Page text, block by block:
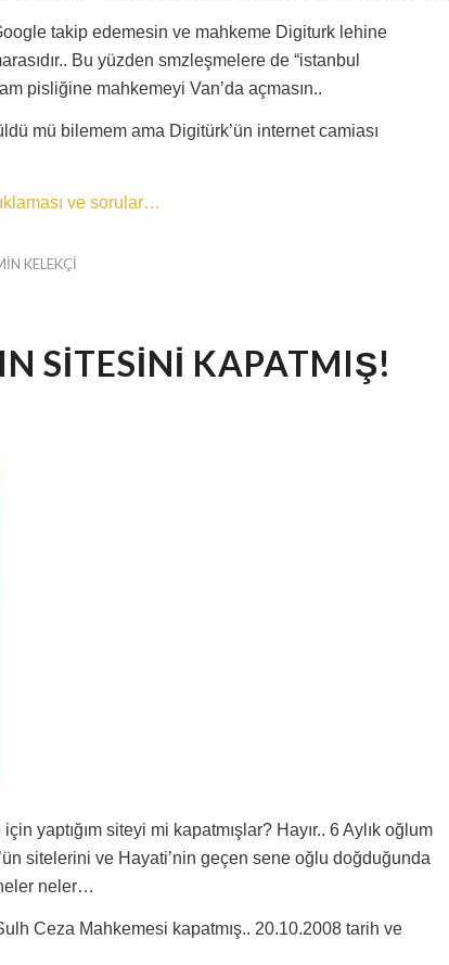
takip edemesin ve mahkeme Digiturk lehine
Bu yüzden smzleşmelere de “istanbul
pisliğine mahkemeyi Van’da açmasın..
mü bilemem ama Digitürk’ün internet camiası
ve sorular…
KELEKÇI
SITESINI KAPATMIŞ!
yaptığım siteyi mi kapatmışlar? Hayır.. 6 Aylık oğlum
sitelerini ve Hayati’nin geçen sene oğlu doğduğunda
neler…
Ceza Mahkemesi kapatmış.. 20.10.2008 tarih ve